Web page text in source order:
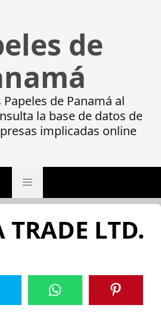
de
de Panamá al
la base de datos de
implicadas online
TRADE LTD.